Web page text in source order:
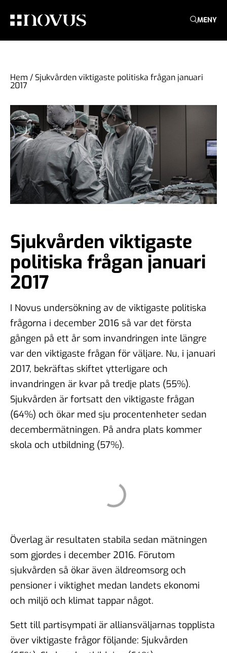
MENY
Hem / Sjukvården viktigaste politiska frågan januari
2017
Sjukvården viktigaste
politiska frågan januari
2017
I Novus undersökning av de viktigaste politiska
frågorna i december 2016 så var det första
gången på ett år som invandringen inte längre
var den viktigaste frågan för väljare. Nu, i januari
2017, bekräftas skiftet ytterligare och
invandringen är kvar på tredje plats (55%).
Sjukvården är fortsatt den viktigaste frågan
(64%) och ökar med sju procentenheter sedan
decembermätningen. På andra plats kommer
skola och utbildning (57%).
Överlag är resultaten stabila sedan mätningen
som gjordes i december 2016. Förutom
sjukvården så ökar även äldreomsorg och
pensioner i viktighet medan landets ekonomi
och miljö och klimat tappar något.
Sett till partisympati är alliansväljarnas topplista
över viktigaste frågor följande: Sjukvården